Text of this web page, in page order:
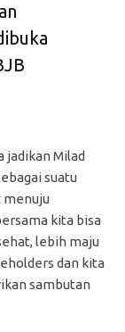
jadikan Milad
suatu
kita bisa
lebih maju
dan kita
sambutan